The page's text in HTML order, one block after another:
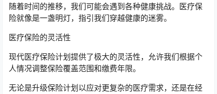
随着时间的推移，我们可能会遇到各种健康挑战。医疗保
险就像是一盏明灯，指引我们穿越健康的迷雾。
医疗保险的灵活性
现代医疗保险计划提供了极大的灵活性，允许我们根据个
人情况调整保险覆盖范围和缴费年限。
无论是升级保险计划以应对更复杂的医疗需求，还是在经